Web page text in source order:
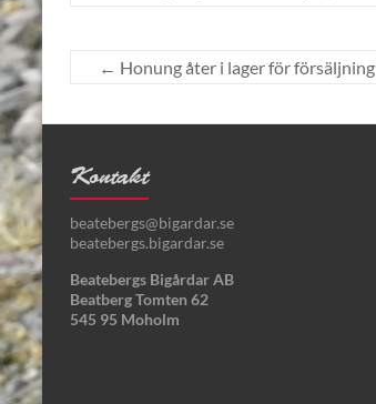
← Honung åter i lager för försäljning
Kontakt
beatebergs@bigardar.se
beatebergs.bigardar.se
Beatebergs Bigårdar AB
Beatberg Tomten 62
545 95 Moholm